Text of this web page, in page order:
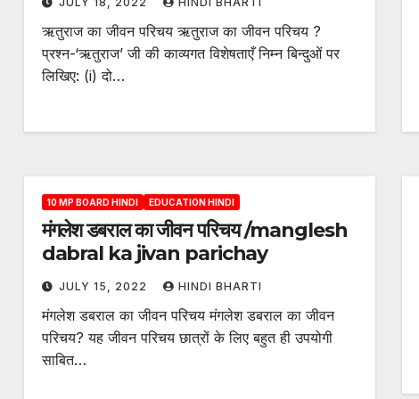
ऋतुराज का जीवन परिचय ऋतुराज का जीवन परिचय ?
प्रश्न-‘ऋतुराज’ जी की काव्यगत विशेषताएँ निम्न बिन्दुओं पर
लिखिए: (i) दो…
10 MP BOARD HINDI EDUCATION HINDI
मंगलेश डबराल का जीवन परिचय /manglesh
dabral ka jivan parichay
JULY 15, 2022 HINDI BHARTI
मंगलेश डबराल का जीवन परिचय मंगलेश डबराल का जीवन
परिचय? यह जीवन परिचय छात्रों के लिए बहुत ही उपयोगी
साबित…